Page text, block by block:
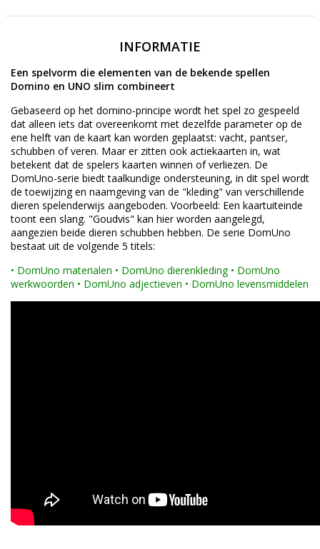
INFORMATIE
Een spelvorm die elementen van de bekende spellen
Domino en UNO slim combineert
Gebaseerd op het domino-principe wordt het spel zo gespeeld
dat alleen iets dat overeenkomt met dezelfde parameter op de
ene helft van de kaart kan worden geplaatst: vacht, pantser,
schubben of veren. Maar er zitten ook actiekaarten in, wat
betekent dat de spelers kaarten winnen of verliezen. De
DomUno-serie biedt taalkundige ondersteuning, in dit spel wordt
de toewijzing en naamgeving van de "kleding" van verschillende
dieren spelenderwijs aangeboden. Voorbeeld: Een kaartuiteinde
toont een slang. "Goudvis" kan hier worden aangelegd,
aangezien beide dieren schubben hebben. De serie DomUno
bestaat uit de volgende 5 titels:
• DomUno materialen • DomUno dierenkleding• DomUno
werkwoorden • DomUno adjectieven • DomUno levensmiddelen